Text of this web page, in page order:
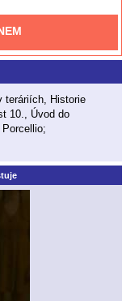
teráriích, Historie
10., Úvod do